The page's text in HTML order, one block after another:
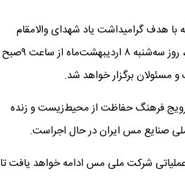
هدف گرامیداشت یاد شهدای والامقام
جنگ تحمیلی سوم و با کاشت ۱۵۳هزار نهال به یاد ۱۵۳ شهید مدرسه میناب آغاز شده، روز سه‌شنبه ۸ اردیبهشت‌‌ماه از ساعت ۹صبح
مسئولان برگزار خواهد شد.
فرهنگ حفاظت از محیط‌زیست و زنده
صنایع مس ایران در حال اجراست.
شرکت ملی مس ادامه خواهد یافت تا